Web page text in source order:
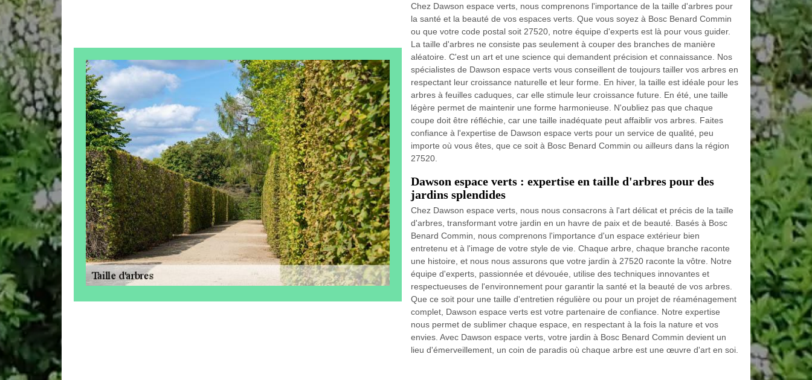
Chez Dawson espace verts, nous comprenons l'importance de la taille d'arbres pour
la santé et la beauté de vos espaces verts. Que vous soyez à Bosc Benard Commin
ou que votre code postal soit 27520, notre équipe d'experts est là pour vous guider.
La taille d'arbres ne consiste pas seulement à couper des branches de manière
aléatoire. C'est un art et une science qui demandent précision et connaissance. Nos
spécialistes de Dawson espace verts vous conseillent de toujours tailler vos arbres en
respectant leur croissance naturelle et leur forme. En hiver, la taille est idéale pour les
arbres à feuilles caduques, car elle stimule leur croissance future. En été, une taille
légère permet de maintenir une forme harmonieuse. N'oubliez pas que chaque
coupe doit être réfléchie, car une taille inadéquate peut affaiblir vos arbres. Faites
confiance à l'expertise de Dawson espace verts pour un service de qualité, peu
importe où vous êtes, que ce soit à Bosc Benard Commin ou ailleurs dans la région
27520.
Dawson espace verts : expertise en taille d'arbres pour des
jardins splendides
Chez Dawson espace verts, nous nous consacrons à l'art délicat et précis de la taille
d'arbres, transformant votre jardin en un havre de paix et de beauté. Basés à Bosc
Benard Commin, nous comprenons l'importance d'un espace extérieur bien
entretenu et à l'image de votre style de vie. Chaque arbre, chaque branche raconte
une histoire, et nous nous assurons que votre jardin à 27520 raconte la vôtre. Notre
équipe d'experts, passionnée et dévouée, utilise des techniques innovantes et
respectueuses de l'environnement pour garantir la santé et la beauté de vos arbres.
Que ce soit pour une taille d'entretien régulière ou pour un projet de réaménagement
complet, Dawson espace verts est votre partenaire de confiance. Notre expertise
nous permet de sublimer chaque espace, en respectant à la fois la nature et vos
envies. Avec Dawson espace verts, votre jardin à Bosc Benard Commin devient un
lieu d'émerveillement, un coin de paradis où chaque arbre est une œuvre d'art en soi.